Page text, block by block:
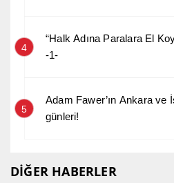
4
“Halk Adına Paralara El
-1-
5
Adam Fawer’ın Ankara ve
günleri!
DİĞER HABERLER